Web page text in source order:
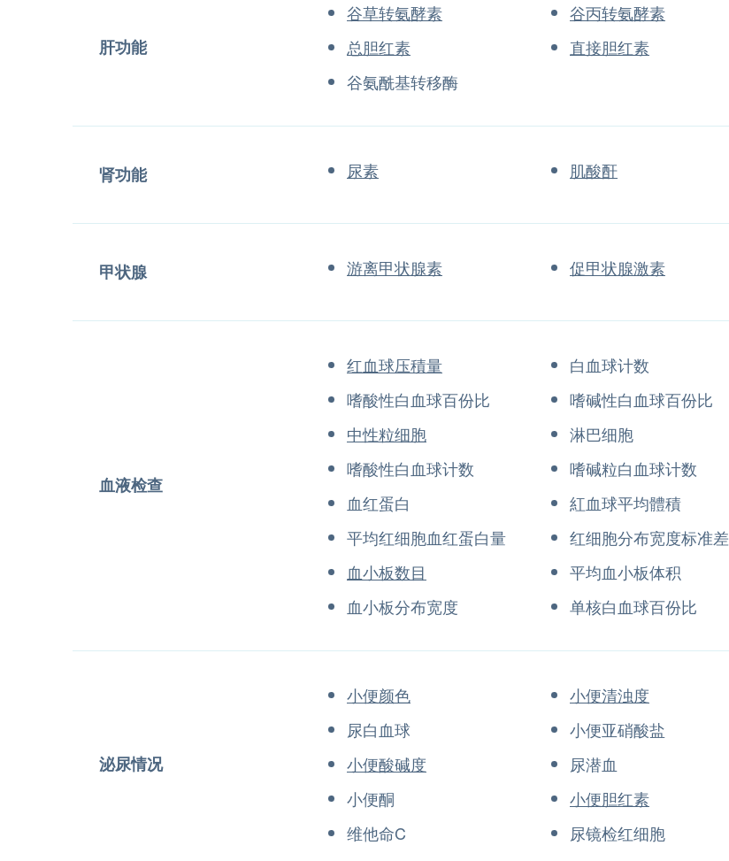
肝功能
谷草转氨酵素 谷丙转氨酵素
总胆红素
直接胆红素
谷氨酰基转移酶
肾功能 尿素 肌酸酐
甲状腺 游离甲状腺素 促甲状腺激素
血液检查
红血球压積量 白血球计数
嗜酸性白血球百份比
嗜碱性白血球百份比
中性粒细胞
淋巴细胞
嗜酸性白血球计数
嗜碱粒白血球计数
血红蛋白
紅血球平均體積
平均红细胞血红蛋白量
红细胞分布宽度标准差
血小板数目
平均血小板体积
血小板分布宽度
单核白血球百份比
泌尿情况
小便颜色 小便清浊度
尿白血球
小便亚硝酸盐
小便酸碱度
尿潜血
小便酮
小便胆红素
维他命C
尿镜检红细胞